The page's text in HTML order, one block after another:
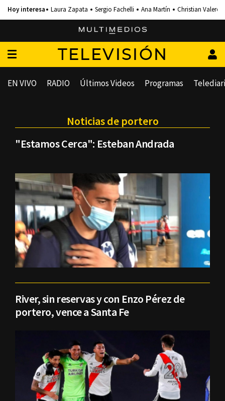
Laura Zapata Sergio Fachelli Ana Martín Christian Valero
TELEVISIÓN
EN VIVO RADIO Últimos Videos Programas
Noticias de portero
"Estamos Cerca": Esteban Andrada
River, sin reservas y con Enzo Pérez de
portero, vence a Santa Fe